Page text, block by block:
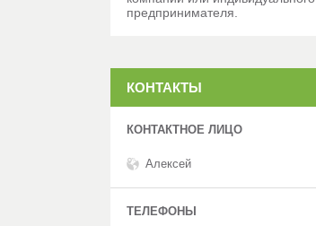
предпринимателя.
КОНТАКТЫ
Алексей